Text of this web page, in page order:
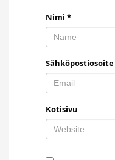
Nimi *
Sähköpostiosoite
Kotisivu